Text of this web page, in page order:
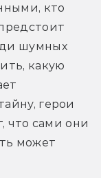
кто
шумных
какую
герои
что сами они
может